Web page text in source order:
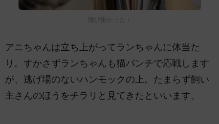
飛び掛かった！
アニちゃんは立ち上がってランちゃんに体当た
り。すかさずランちゃんも猫パンチで応戦します
が、逃げ場のないハンモックの上。たまらず飼い
主さんのほうをチラリと見てきたといいます。